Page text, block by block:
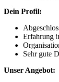
Dein Profil:
Erfahrung
Sehr gute
Unser Angebot: